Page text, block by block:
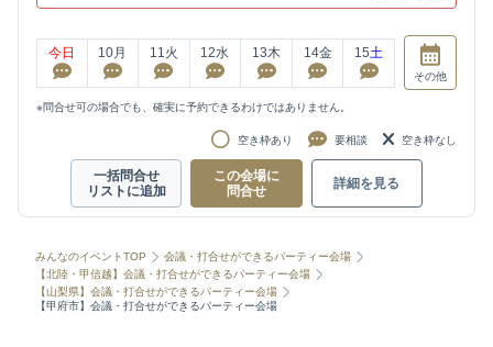
今日 10月 11 火 12水 13木 14金 15土
その他
※問合せ可の場合でも、確実に予約できるわけではありません。
空き枠あり 要相談 空き枠なし
一括問合せ
リストに追加
この会場に
問合せ
詳細を見る
みんなのイベントTOP
会議・打合せができるパーティー会場
【北陸・甲信越】会議・打合せができるパーティー会場
【山梨県】会議・打合せができるパーティー会場
【甲府市】会議・打合せができるパーティー会場